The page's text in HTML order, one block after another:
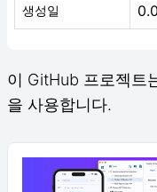
생성일
이 GitHub 프로젝트
을 사용합니다.